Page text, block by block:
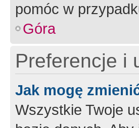
pomóc w
Góra
Preferencje i
Jak mogę
Wszystkie Twoje